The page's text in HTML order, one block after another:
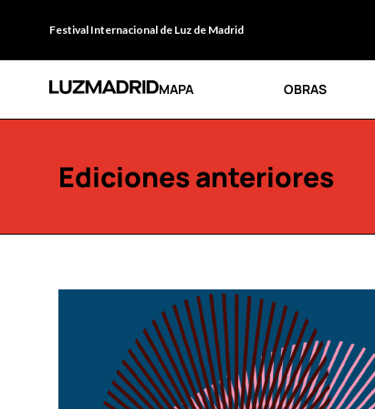
Festival Internacional de Luz de Madrid
MAPA OBRAS
Ediciones anteriores